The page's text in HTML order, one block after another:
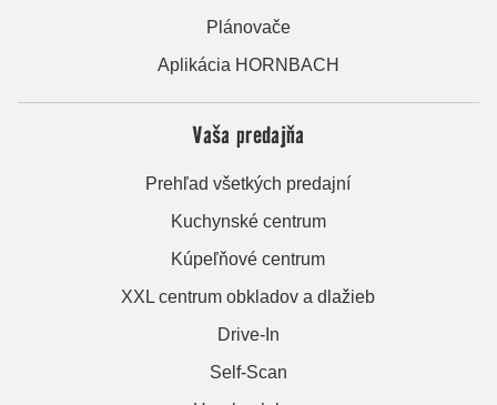
Plánovače
Aplikácia HORNBACH
Vaša predajňa
Prehľad všetkých predajní
Kuchynské centrum
Kúpeľňové centrum
XXL centrum obkladov a dlažieb
Drive-In
Self-Scan